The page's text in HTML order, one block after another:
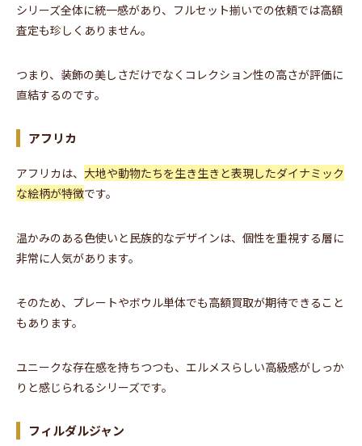
シリーズ全体に統一感があり、フルセット揃いでの依頼では高額
査定も珍しくありません。
つまり、装飾の美しさだけでなくコレクション性の高さが評価に
直結するのです。
アフリカ
アフリカは、 大地や動物たちを生き生きと表現したダイナミック
な絵柄が特徴です。
温かみのある色使いと民族的なデザインは、個性を重視する層に
非常に人気があります。
そのため、プレートやボウル単体でも高額買取が期待できること
もあります。
ユニークな存在感を持ちつつも、エルメスらしい高級感がしっか
りと感じられるシリーズです。
フィルダルジャン